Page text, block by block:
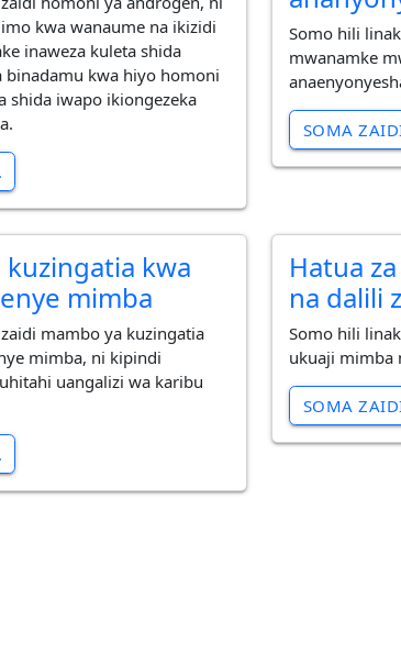
kwa wanaume na ikizidi
inaweza kuleta shida
binadamu kwa hiyo homoni
shida iwapo ikiongezeka
Somo hili
mwanamke
SOMA
kuzingatia kwa
mimba
mambo ya kuzingatia
mimba, ni kipindi
uangalizi wa karibu
Hatua
na dalili
Somo hili
ukuaji mimba
SOMA